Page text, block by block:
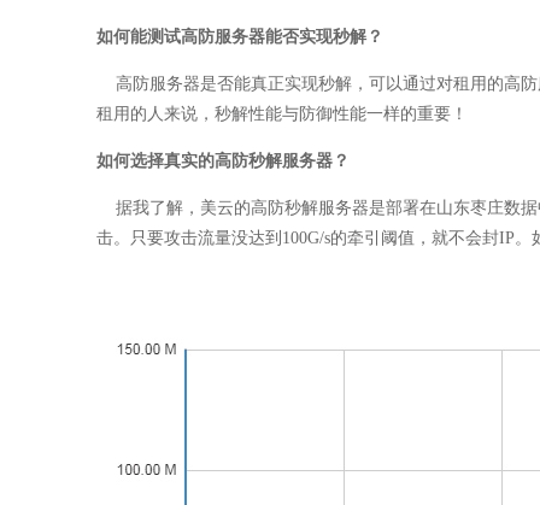
‍如何能测试高防服务器能否实现秒解？
高防服务器是否能真正实现秒解，可以通过对租用的高
租用的人来说，秒解性能与防御性能一样的重要！
如何选择真实的高防秒解服务器？
据我了解，美云的高防秒解服务器是部署在山东枣庄数据
击。只要攻击流量没达到100G/s的牵引阈值，就不会封IP